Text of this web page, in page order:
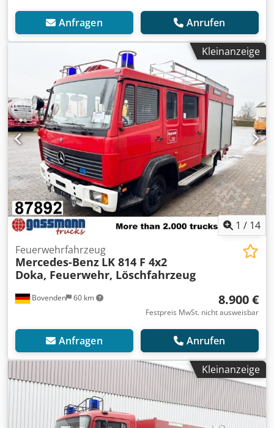
Anfragen Anrufen
Kleinanzeige
1 / 14
Bovenden 60 km
Feuerwehrfahrzeug
Mercedes-Benz LK 814 F 4x2
Doka, Feuerwehr, Löschfahrzeug
8.900 €
Festpreis MwSt. nicht ausweisbar
Anfragen Anrufen
Kleinanzeige